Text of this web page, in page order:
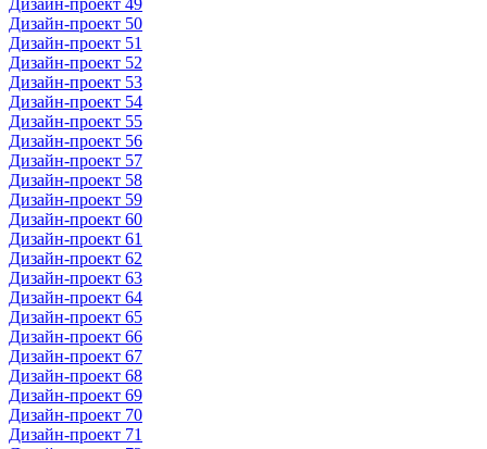
Дизайн-проект 49
Дизайн-проект 50
Дизайн-проект 51
Дизайн-проект 52
Дизайн-проект 53
Дизайн-проект 54
Дизайн-проект 55
Дизайн-проект 56
Дизайн-проект 57
Дизайн-проект 58
Дизайн-проект 59
Дизайн-проект 60
Дизайн-проект 61
Дизайн-проект 62
Дизайн-проект 63
Дизайн-проект 64
Дизайн-проект 65
Дизайн-проект 66
Дизайн-проект 67
Дизайн-проект 68
Дизайн-проект 69
Дизайн-проект 70
Дизайн-проект 71